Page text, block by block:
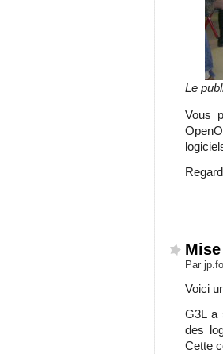
Le
Vous
Par
Voici
G3L a
des
Cette